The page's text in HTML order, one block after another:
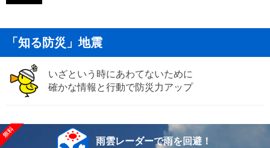
「知る防災」地震
いざという時にあわてないために
確かな情報と行動で防災力アップ
雨雲レーダーで雨を回避！